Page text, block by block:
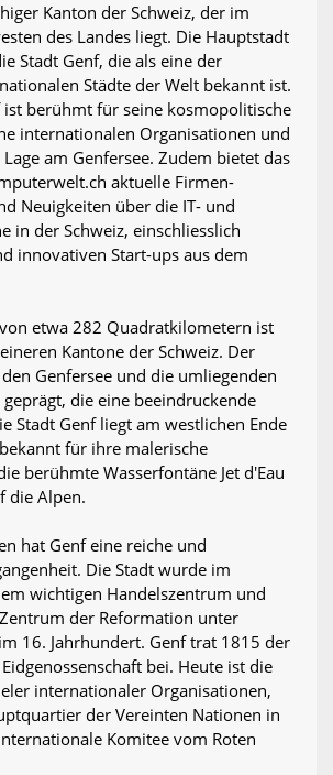
Kanton der Schweiz, der im
des Landes liegt. Die Hauptstadt
Stadt Genf, die als eine der
Städte der Welt bekannt ist.
ist berühmt für seine kosmopolitische
internationalen Organisationen und
am Genfersee. Zudem bietet das
aktuelle Firmen-
Neuigkeiten über die IT- und
in der Schweiz, einschliesslich
innovativen Start-ups aus dem
etwa 282 Quadratkilometern ist
Kantone der Schweiz. Der
Genfersee und die umliegenden
die eine beeindruckende
Stadt Genf liegt am westlichen Ende
für ihre malerische
berühmte Wasserfontäne Jet d'Eau
die Alpen.
hat Genf eine reiche und
Die Stadt wurde im
wichtigen Handelszentrum und
der Reformation unter
16. Jahrhundert. Genf trat 1815 der
bei. Heute ist die
internationaler Organisationen,
der Vereinten Nationen in
Komitee vom Roten